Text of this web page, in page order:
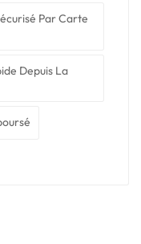
Par Carte
Depuis La